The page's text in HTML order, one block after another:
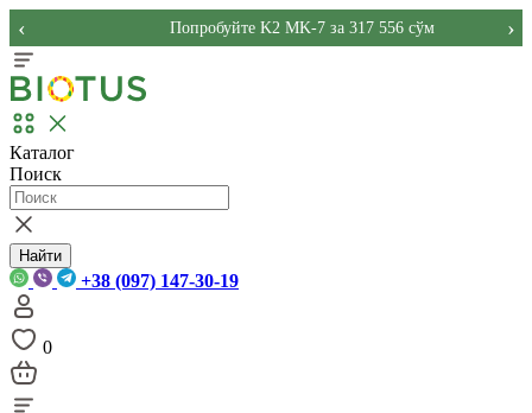
Попробуйте K2 MK-7 за 317 556 сўм
‹ ›
Каталог
Поиск
Найти
+38 (097) 147-30-19
0